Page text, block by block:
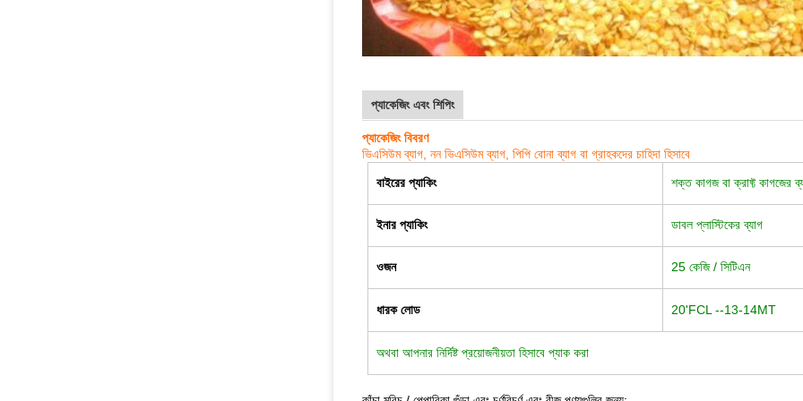
প্যাকেজিং এবং শিপিং
প্যাকেজিং বিবরণ
ভিএসিউম ব্যাগ, নন ভিএসিউম ব্যাগ, পিপি বোনা ব্যাগ বা গ্রাহকদের চাহিদা হিসাবে
বাইরের প্যাকিং
শক্ত কাগজ বা ক্রাফ্ট কাগজের
ইনার প্যাকিং ডাবল প্লাস্টিকের ব্যাগ
ওজন 25 কেজি / সিটিএন
ধারক লোড 20'FCL --13-14MT
অথবা আপনার নির্দিষ্ট প্রয়োজনীয়তা হিসাবে প্যাক করা